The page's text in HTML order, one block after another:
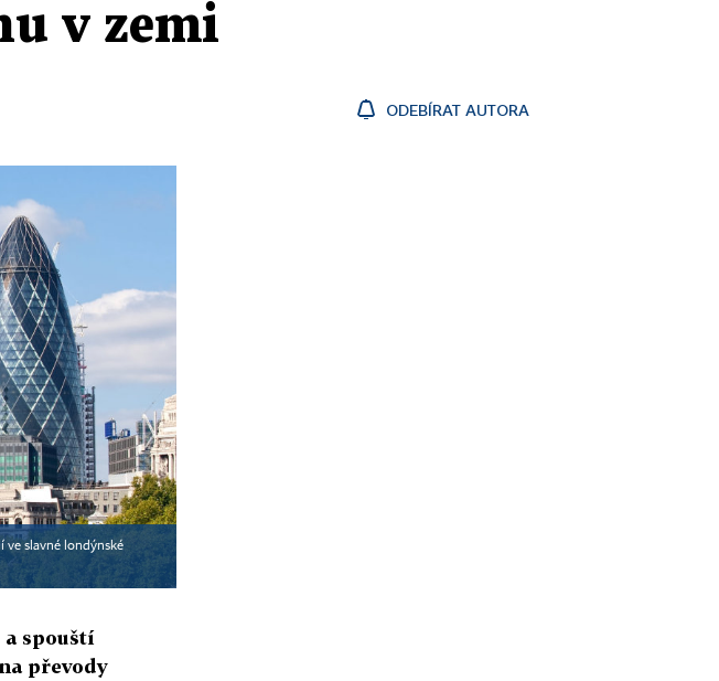
v zemi
ODEBÍRAT AUTORA
ve slavné londýnské
a spouští
převody